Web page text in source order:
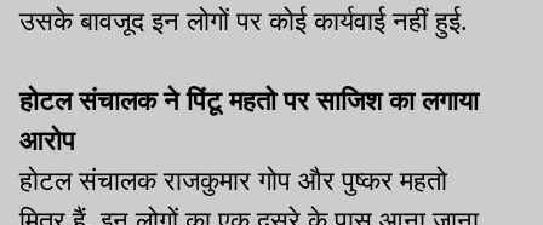
उसके बावजूद इन लोगों पर कोई कार्यवाई नहीं हुई.
होटल संचालक ने पिंटू महतो पर साजिश का लगाया
आरोप
होटल संचालक राजकुमार गोप और पुष्कर महतो